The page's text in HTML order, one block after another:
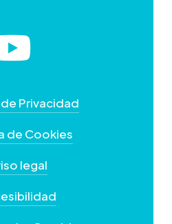
Privacidad
de Cookies
legal